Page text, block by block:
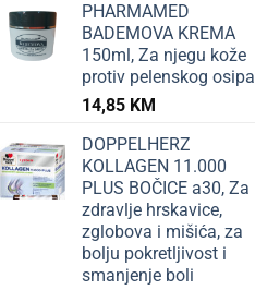
PHARMAMED
BADEMOVA KREMA
150ml, Za njegu kože
protiv pelenskog osipa
14,85 KM
DOPPELHERZ
KOLLAGEN 11.000
PLUS BOČICE a30, Za
zdravlje hrskavice,
zglobova i mišića, za
bolju pokretljivost i
smanjenje boli